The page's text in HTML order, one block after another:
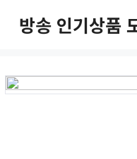
방송 인기상품